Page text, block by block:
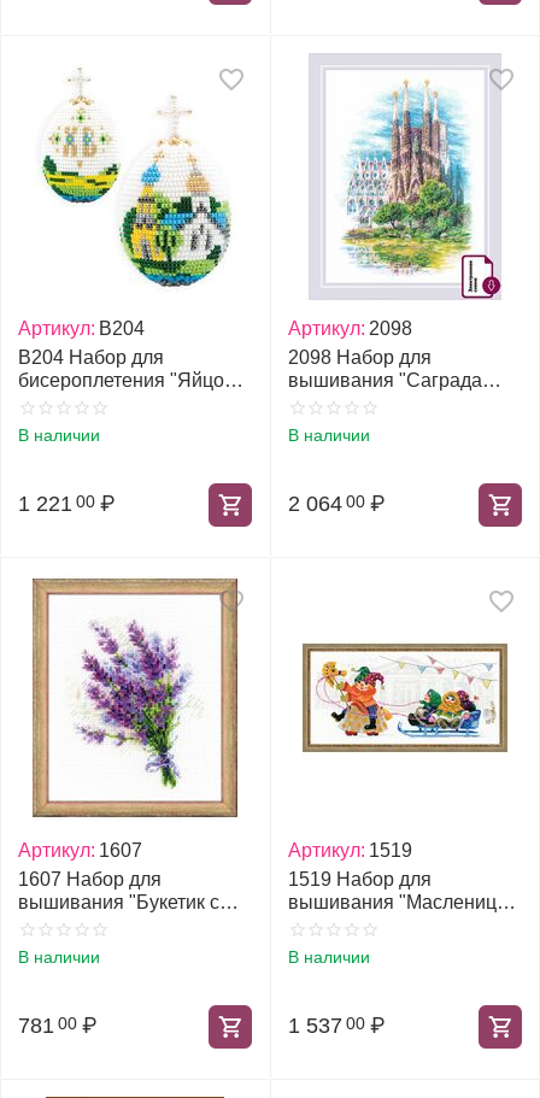
Артикул: В204
В204 Набор для
бисероплетения "Яйцо
Церквушка"
В наличии
1 221 00 ₽
Артикул: 2098
2098 Набор для
вышивания "Саграда
Фамилия"
В наличии
2 064 00 ₽
Артикул: 1607
1607 Набор для
вышивания "Букетик с
лавандой"
В наличии
781 00 ₽
Артикул: 1519
1519 Набор для
вышивания "Масленица.
Петрушка"
В наличии
1 537 00 ₽